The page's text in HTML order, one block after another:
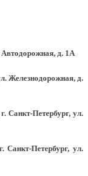
д. 1А
Железнодорожная, д.
Санкт-Петербург, ул.
Петербург, ул.